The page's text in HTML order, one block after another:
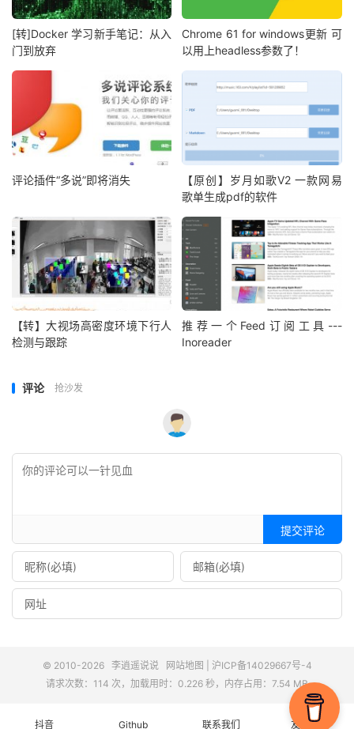
[转]Docker 学习新手笔记：从入
门到放弃
Chrome 61 for windows更新 可
以用上headless参数了！
评论插件“多说”即将消失
【原创】岁月如歌V2 一款网易
歌单生成pdf的软件
【转】大视场高密度环境下行人
检测与跟踪
推荐一个Feed订阅工具---
Inoreader
评论 抢沙发
提交评论
© 2010-2026 李逍遥说说 网站地图
沪ICP备14029667号-4
请求次数：114 次，加载用时：0.226 秒，内存占用：7.54 MB
抖音 Github 联系我们 友情链接